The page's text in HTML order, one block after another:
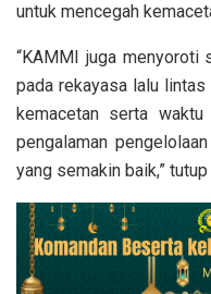
untuk mencegah
“KAMMI juga menyoroti
pada rekayasa lalu
kemacetan serta waktu
pengalaman
yang semakin baik,”